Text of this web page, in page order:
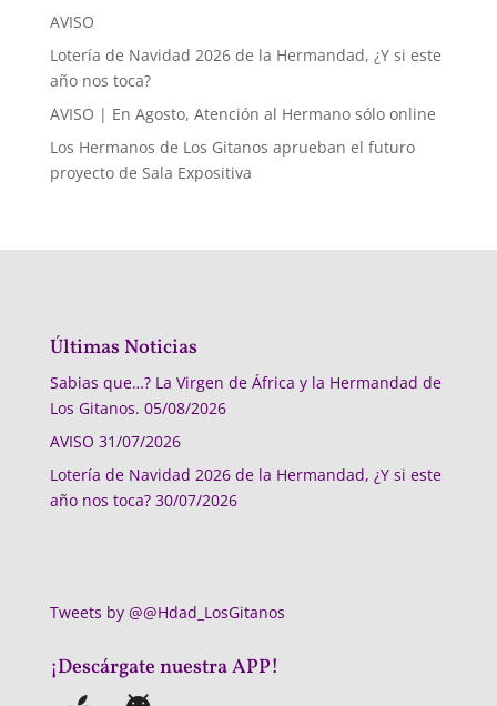
AVISO
Lotería de Navidad 2026 de la Hermandad, ¿Y si este
año nos toca?
AVISO | En Agosto, Atención al Hermano sólo online
Los Hermanos de Los Gitanos aprueban el futuro
proyecto de Sala Expositiva
Últimas Noticias
Sabias que…? La Virgen de África y la Hermandad de
Los Gitanos. 05/08/2026
AVISO 31/07/2026
Lotería de Navidad 2026 de la Hermandad, ¿Y si este
año nos toca? 30/07/2026
Tweets by @@Hdad_LosGitanos
¡Descárgate nuestra APP!